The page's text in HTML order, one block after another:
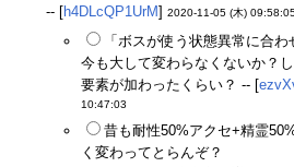
-- [h4DLcQP1UrM] 2020-11-05 (木)
「ボスが使う状態異常に合わ
今も大して変わらなくないか？
要素が加わったくらい？ -- [
10:47:03
昔も耐性50%アクセ+精霊
く変わってとらんぞ？